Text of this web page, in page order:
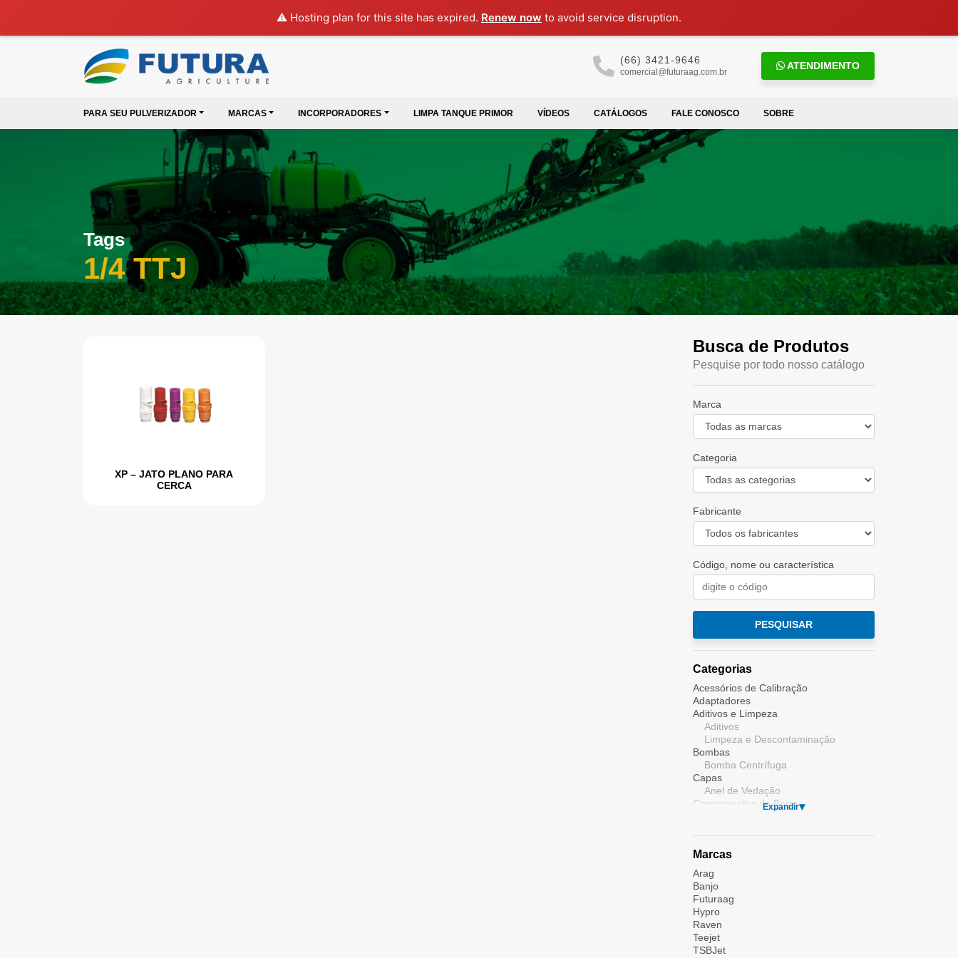
⚠️ Hosting plan for this site has expired. Renew now to avoid service disruption.
(66) 3421-9646
comercial@futuraag.com.br
ATENDIMENTO
PARA SEU PULVERIZADOR MARCAS INCORPORADORES LIMPA TANQUE PRIMOR VÍDEOS CATÁLOGOS FALE CONOSCO SOBRE
Tags
1/4 TTJ
XP – JATO PLANO PARA
CERCA
Busca de Produtos
Pesquise por todo nosso catálogo
Marca
Categoria
Fabricante
Código, nome ou característica
PESQUISAR
Categorias
Acessórios de Calibração
Adaptadores
Aditivos e Limpeza
Aditivos
Limpeza e Descontaminação
Bombas
Bomba Centrífuga
Capas
Anel de Vedação
Componentes da Barra
Conexões Flangeadas
Filtros
Incorporador de Calda
Motobombas
Pontas e Bicos
Bico de Cerca
Cônicos
Leque Duplo
Expandir
Marcas
Arag
Banjo
Futuraag
Hypro
Raven
Teejet
TSBJet